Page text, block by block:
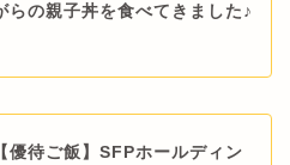
らの親子丼を食べてきました♪
【優待ご飯】SFPホールディン